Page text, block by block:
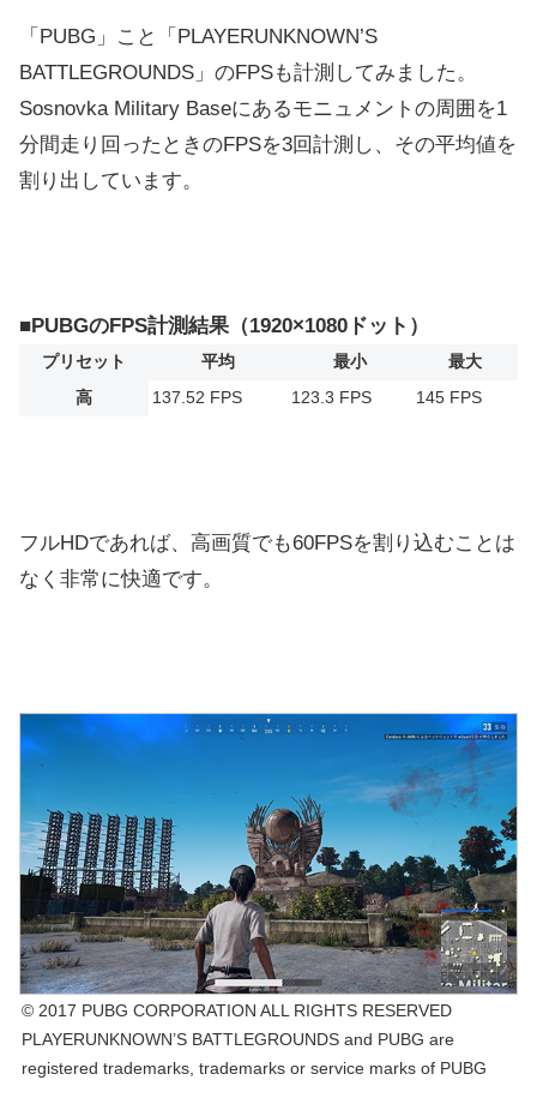
「PUBG」こと「PLAYERUNKNOWN’S
BATTLEGROUNDS」のFPSも計測してみました。
Sosnovka Military Baseにあるモニュメントの周囲を1
分間走り回ったときのFPSを3回計測し、その平均値を
割り出しています。
■PUBGのFPS計測結果（1920×1080ドット）
プリセット 平均 最小
最大
高
137.52 FPS 123.3 FPS 145 FPS
フルHDであれば、高画質でも60FPSを割り込むことは
なく非常に快適です。
© 2017 PUBG CORPORATION ALL RIGHTS RESERVED
PLAYERUNKNOWN’S BATTLEGROUNDS and PUBG are
registered trademarks, trademarks or service marks of PUBG